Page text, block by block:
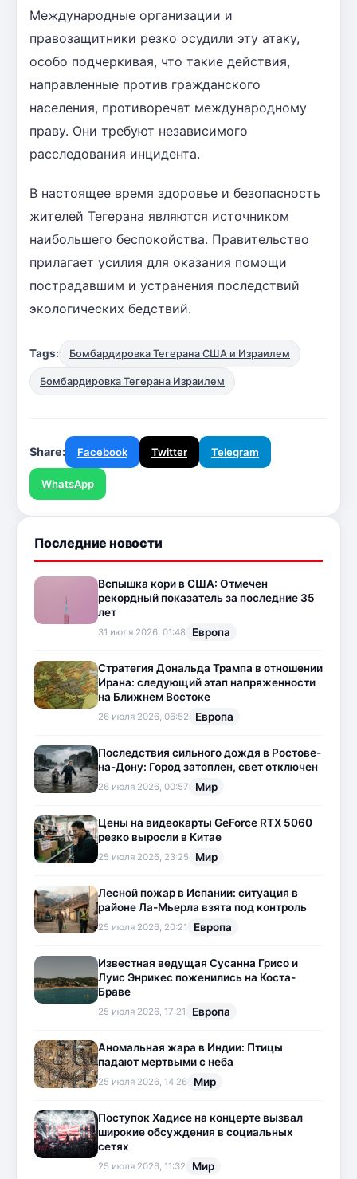
Международные организации и
правозащитники резко осудили эту атаку,
особо подчеркивая, что такие действия,
направленные против гражданского
населения, противоречат международному
праву. Они требуют независимого
расследования инцидента.
В настоящее время здоровье и безопасность
жителей Тегерана являются источником
наибольшего беспокойства. Правительство
прилагает усилия для оказания помощи
пострадавшим и устранения последствий
экологических бедствий.
Tags: Бомбардировка Тегерана США и Израилем
Бомбардировка Тегерана Израилем
Share: Facebook Twitter Telegram
WhatsApp
Последние новости
Вспышка кори в США: Отмечен
рекордный показатель за последние 35
лет
31 июля 2026, 01:48 Европа
Стратегия Дональда Трампа в отношении
Ирана: следующий этап напряженности
на Ближнем Востоке
26 июля 2026, 06:52 Европа
Последствия сильного дождя в Ростове-
на-Дону: Город затоплен, свет отключен
26 июля 2026, 00:57 Мир
Цены на видеокарты GeForce RTX 5060
резко выросли в Китае
25 июля 2026, 23:25 Мир
Лесной пожар в Испании: ситуация в
районе Ла-Мьерла взята под контроль
25 июля 2026, 20:21 Европа
Известная ведущая Сусанна Грисо и
Луис Энрикес поженились на Коста-
Браве
25 июля 2026, 17:21 Европа
Аномальная жара в Индии: Птицы
падают мертвыми с неба
25 июля 2026, 14:26 Мир
Поступок Хадисе на концерте вызвал
широкие обсуждения в социальных
сетях
25 июля 2026, 11:32 Мир